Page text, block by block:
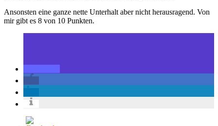
Ansonsten eine ganze nette Unterhalt aber nicht herausragend. Von
mir gibt es 8 von 10 Punkten.